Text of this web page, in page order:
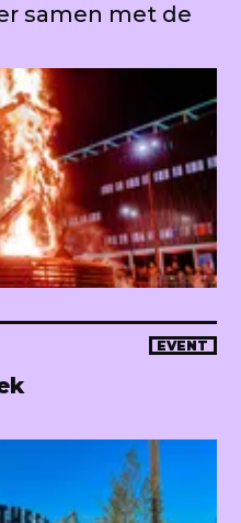
samen met de
EVENT